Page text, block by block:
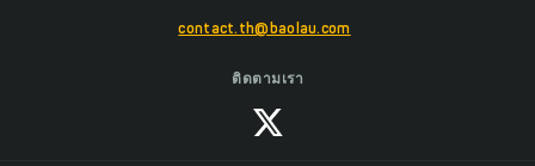
contact.th@baolau.com
ติดตามเรา